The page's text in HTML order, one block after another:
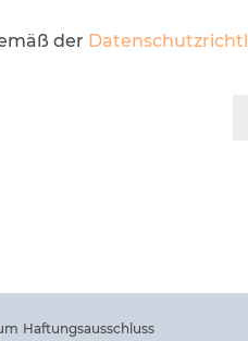
der
Haftungsausschluss